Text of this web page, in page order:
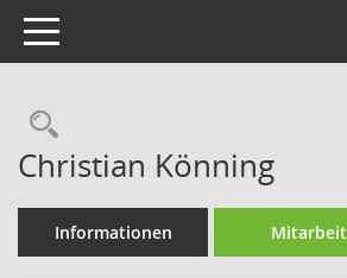
Toggle navigation
Rechercheauswahl
Christian Könning
Informationen Mitarbeit